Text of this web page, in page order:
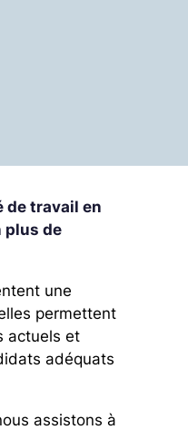
de travail en
plus de
une
permettent
actuels et
adéquats
assistons à